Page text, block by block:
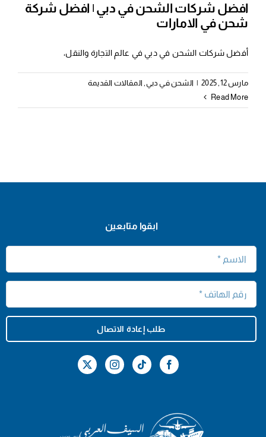
افضل شركات الشحن في دبي | افضل شركة
شحن في الامارات
أفضل شركات الشحن في دبي في عالم التجارة والنقل،
مارس 12, 2025 | الشحن في دبي المقالات القديمة
Read More
ابقوا متابعين
طلب إعادة الاتصال